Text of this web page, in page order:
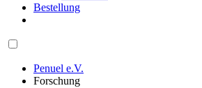
Bestellung
Penuel e.V.
Forschung